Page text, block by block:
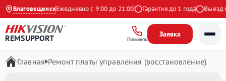
Благовещенск
4.9 на Яндекс Ежедневно с 9:00 до 21:00 Гарантия до 1 года Выезд
REMSUPPORT Позвонить
Заявка
Главная Ремонт платы управления (восстановление)